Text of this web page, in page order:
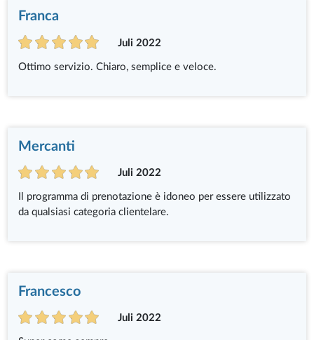
Franca
Juli 2022
Ottimo servizio. Chiaro, semplice e veloce.
Mercanti
Juli 2022
Il programma di prenotazione è idoneo per essere utilizzato
da qualsiasi categoria clientelare.
Francesco
Juli 2022